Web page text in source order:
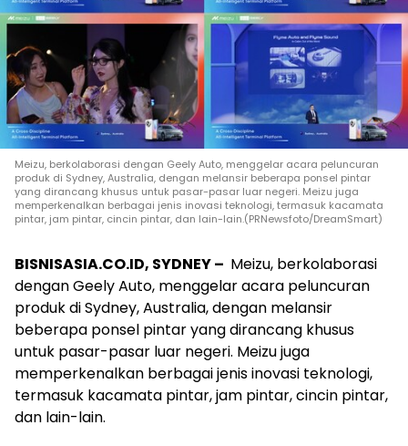
Meizu, berkolaborasi dengan Geely Auto, menggelar acara peluncuran
produk di Sydney, Australia, dengan melansir beberapa ponsel pintar
yang dirancang khusus untuk pasar-pasar luar negeri. Meizu juga
memperkenalkan berbagai jenis inovasi teknologi, termasuk kacamata
pintar, jam pintar, cincin pintar, dan lain-lain.(PRNewsfoto/DreamSmart)
BISNISASIA.CO.ID, SYDNEY – Meizu, berkolaborasi
dengan Geely Auto, menggelar acara peluncuran
produk di Sydney, Australia, dengan melansir
beberapa ponsel pintar yang dirancang khusus
untuk pasar-pasar luar negeri. Meizu juga
memperkenalkan berbagai jenis inovasi teknologi,
termasuk kacamata pintar, jam pintar, cincin pintar,
dan lain-lain.